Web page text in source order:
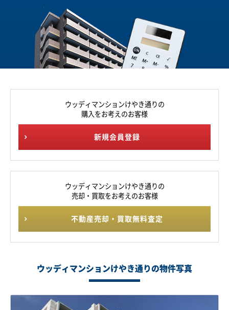
ウッディマンションけやき通りの
購入をお考えのお客様
新規会員登録
ウッディマンションけやき通りの
売却・買取をお考えのお客様
不動産売却・買取無料査定
ウッディマンションけやき通りの物件写真